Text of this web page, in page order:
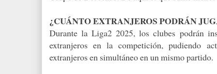
¿CUÁNTO EXTRANJEROS PODRÁN
Durante la Liga2 2025, los clubes podrán
extranjeros en la competición, pudiendo
extranjeros en simultáneo en un mismo partido.